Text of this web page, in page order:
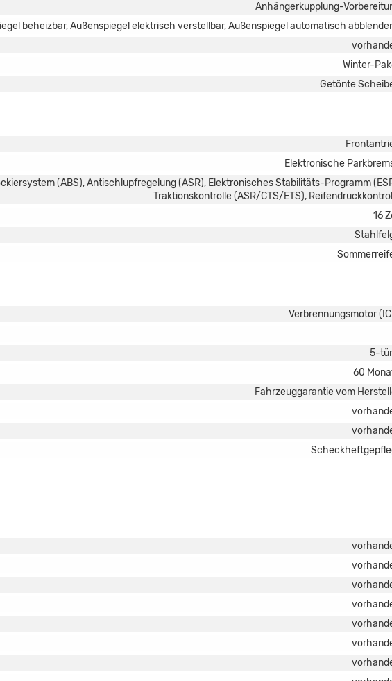
Anhängerkupplung-
beheizbar, Außenspiegel elektrisch verstellbar, Außenspiegel automatisch
Winter-
Getönte
Elektronische
(ABS), Antischlupfregelung (ASR), Elektronisches Stabilitäts-Programm
Traktionskontrolle (ASR/CTS/ETS),
16
Verbrennungsmotor
5-
60
Fahrzeuggarantie vom